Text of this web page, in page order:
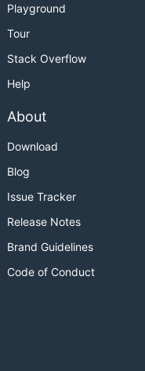
Playground
Tour
Stack Overflow
Help
About
Download
Blog
Issue Tracker
Release Notes
Brand Guidelines
Code of Conduct